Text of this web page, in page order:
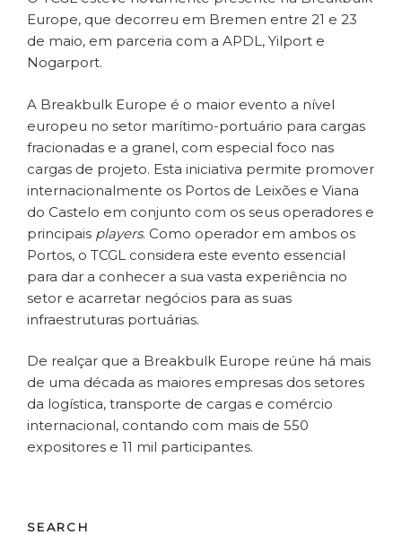
Europe, que decorreu em Bremen entre 21 e 23
de maio, em parceria com a APDL, Yilport e
Nogarport.
A Breakbulk Europe é o maior evento a nível
europeu no setor marítimo-portuário para cargas
fracionadas e a granel, com especial foco nas
cargas de projeto. Esta iniciativa permite promover
internacionalmente os Portos de Leixões e Viana
do Castelo em conjunto com os seus operadores e
principais players. Como operador em ambos os
Portos, o TCGL considera este evento essencial
para dar a conhecer a sua vasta experiência no
setor e acarretar negócios para as suas
infraestruturas portuárias.
De realçar que a Breakbulk Europe reúne há mais
de uma década as maiores empresas dos setores
da logística, transporte de cargas e comércio
internacional, contando com mais de 550
expositores e 11 mil participantes.
SEARCH